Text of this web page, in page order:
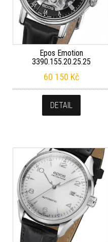
Epos Emotion
3390.155.20.25.25
60 150 Kč
DETAIL